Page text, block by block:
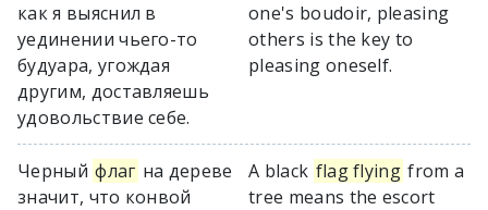
как я выяснил в
уединении чьего-то
будуара, угождая
другим, доставляешь
удовольствие себе.
one's boudoir, pleasing
others is the key to
pleasing oneself.
Черный флаг на дереве
значит, что конвой
A black flag flying from a
tree means the escort